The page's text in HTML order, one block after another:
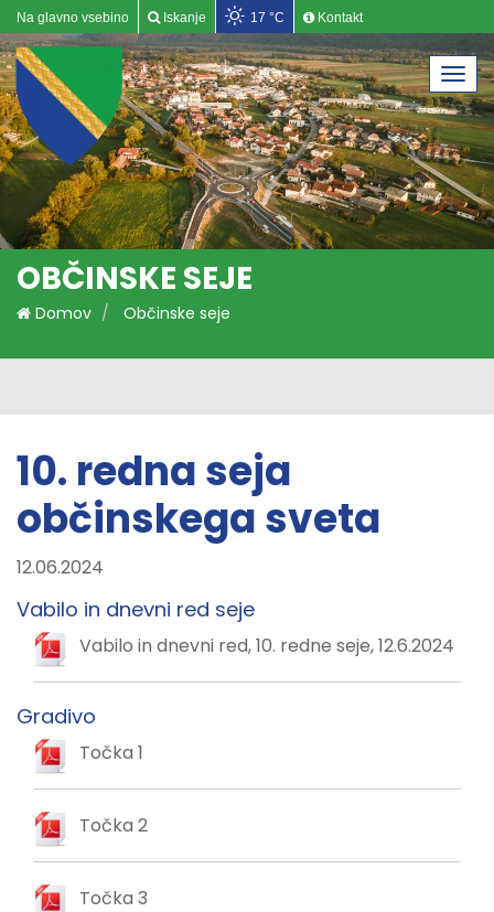
Na glavno vsebino Iskanje 17 °C Kontakt
OBČINSKE SEJE
Domov Občinske seje
10. redna seja
občinskega sveta
12.06.2024
Vabilo in dnevni red seje
Vabilo in dnevni red, 10. redne seje, 12.6.2024
Gradivo
Točka 1
Točka 2
Točka 3